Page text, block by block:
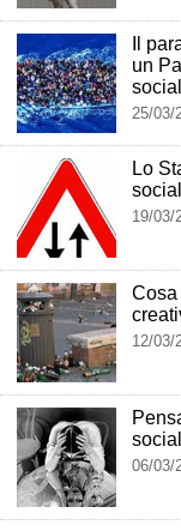
Il
un
25/03/
Lo
19/03/
Cosa
12/03/
06/03/